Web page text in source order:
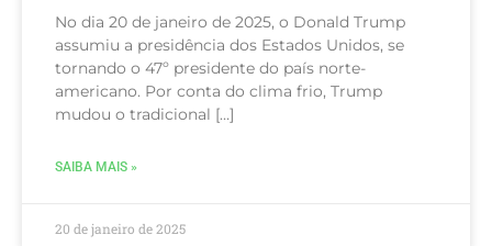
No dia 20 de janeiro de 2025, o Donald Trump
assumiu a presidência dos Estados Unidos, se
tornando o 47º presidente do país norte-
americano. Por conta do clima frio, Trump
mudou o tradicional […]
SAIBA MAIS »
20 de janeiro de 2025